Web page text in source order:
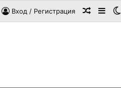
Вход / Регистрация